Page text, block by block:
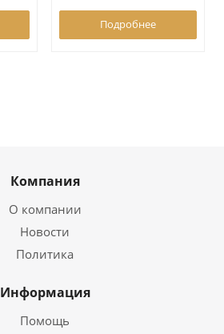
Подробнее
Компания
О компании
Новости
Политика
Информация
Помощь